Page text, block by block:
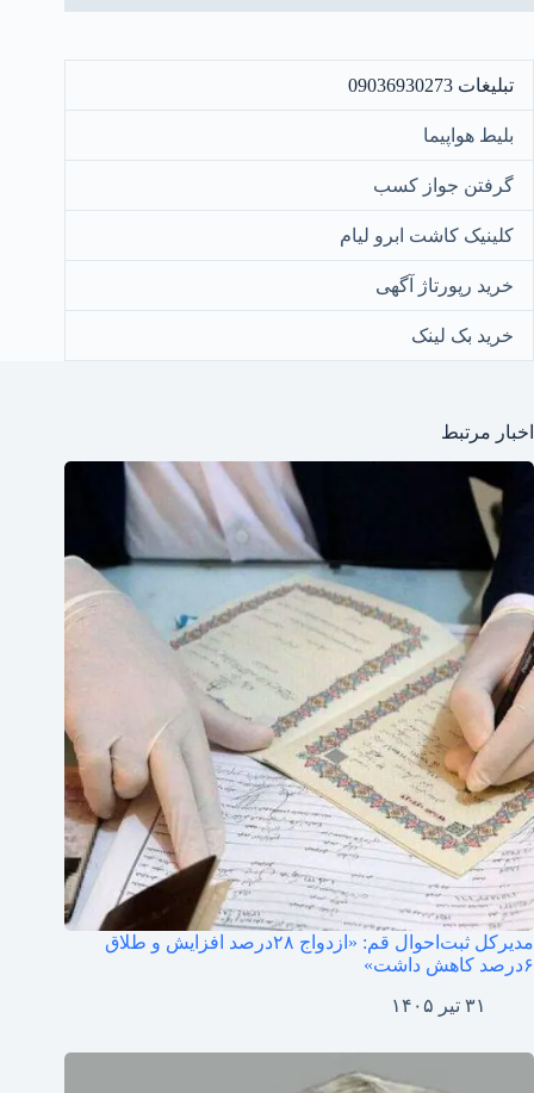
تبلیغات 09036930273
بلیط هواپیما
گرفتن جواز کسب
کلینیک کاشت ابرو لیام
خرید رپورتاژ آگهی
خرید بک لینک
اخبار مرتبط
مدیرکل ثبت‌احوال قم: «ازدواج ۲۸درصد افزایش و طلاق
۶درصد کاهش داشت»
۳۱ تیر ۱۴۰۵